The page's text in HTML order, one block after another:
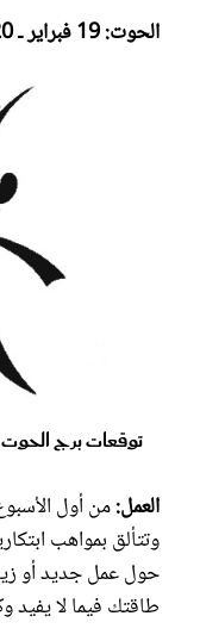
الحوت: 19 فبراير ـ 20 مارس
توقعات برج الحوت
العمل:من أول
وتتألق بمواهب
حول عمل جديد أو
طاقتك فيما لا يفيد